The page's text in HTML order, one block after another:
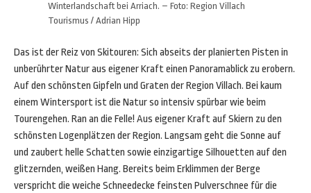
Winterlandschaft bei Arriach. – Foto: Region Villach
Tourismus / Adrian Hipp
Das ist der Reiz von Skitouren: Sich abseits der planierten Pisten in
unberührter Natur aus eigener Kraft einen Panoramablick zu erobern.
Auf den schönsten Gipfeln und Graten der Region Villach. Bei kaum
einem Wintersport ist die Natur so intensiv spürbar wie beim
Tourengehen. Ran an die Felle! Aus eigener Kraft auf Skiern zu den
schönsten Logenplätzen der Region. Langsam geht die Sonne auf
und zaubert helle Schatten sowie einzigartige Silhouetten auf den
glitzernden, weißen Hang. Bereits beim Erklimmen der Berge
verspricht die weiche Schneedecke feinsten Pulverschnee für die